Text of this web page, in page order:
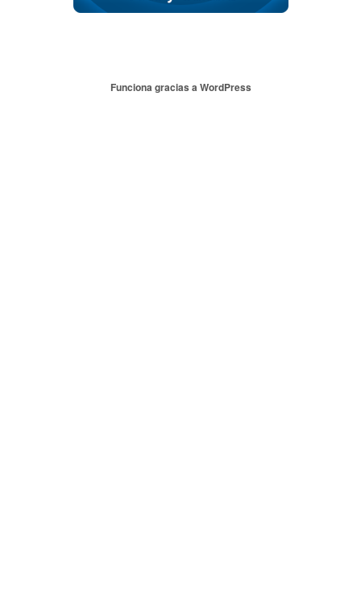
Funciona gracias a WordPress